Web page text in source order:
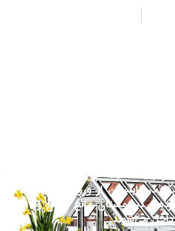
و باعث صرفه جویی در انرژی
در تابستان از ورود گرما به
و در زمستان مانع خروج و
داخل می‌شوند.